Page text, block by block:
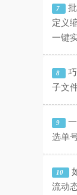
7
批
定义
一键
8
巧
子文
9
一
选单
10
流动